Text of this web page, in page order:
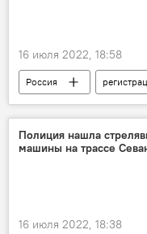
16 июля 2022, 18:58
Россия
Полиция нашла
машины на трассе
16 июля 2022, 18:38